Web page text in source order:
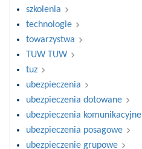
szkolenia
technologie
towarzystwa
TUW TUW
tuz
ubezpieczenia
ubezpieczenia dotowane
ubezpieczenia komunikacyjne
ubezpieczenia posagowe
ubezpieczenie grupowe